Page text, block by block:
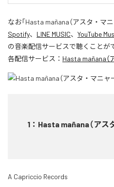
なお「Hasta mañana（アスタ・マニ
Spotify、 LINE MUSIC、 YouTube
の音楽配信サービスで聴くことが
各配信サービス： Hasta mañana（
1 ： Hasta mañana（アス
A Capriccio Records